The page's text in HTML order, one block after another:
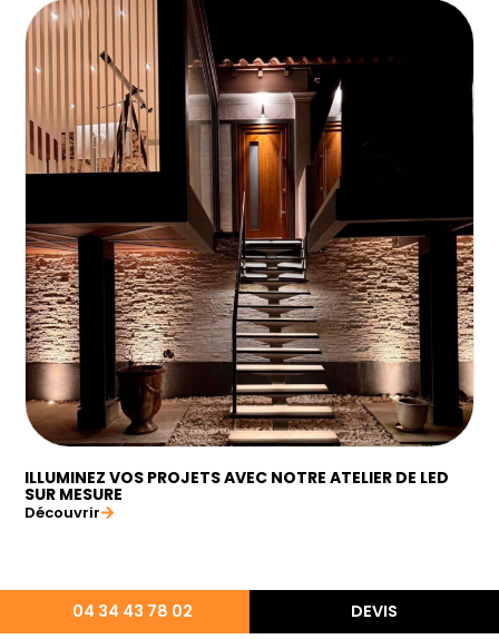
ILLUMINEZ VOS PROJETS AVEC NOTRE ATELIER DE LED
SUR MESURE
Découvrir
04 34 43 78 02 DEVIS